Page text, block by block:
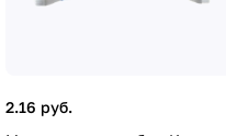
2.16 руб.